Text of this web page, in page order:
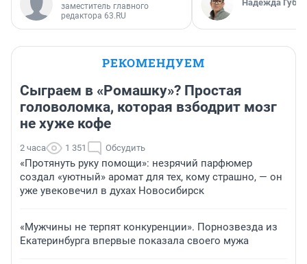
заместитель главного
редактора 63.RU
Надежда
РЕКОМЕНДУЕМ
Сыграем в «Ромашку»? Простая
головоломка, которая взбодрит мозг
не хуже кофе
2 часа 1 351 Обсудить
«Протянуть руку помощи»: незрячий парфюмер
создал «уютный» аромат для тех, кому страшно, — он
уже увековечил в духах Новосибирск
«Мужчины не терпят конкуренции». Порнозвезда из
Екатеринбурга впервые показала своего мужа